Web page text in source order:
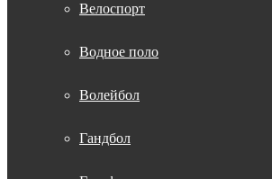
Велоспорт
Водное поло
Волейбол
Гандбол